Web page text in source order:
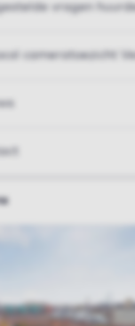
vragen
cameratoezicht